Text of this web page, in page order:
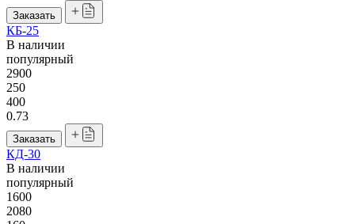
Заказать
КБ-25
В наличии
популярный
2900
250
400
0.73
Заказать
КД-30
В наличии
популярный
1600
2080